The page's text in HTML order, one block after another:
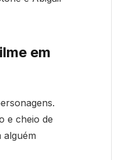
em
e cheio de
alguém